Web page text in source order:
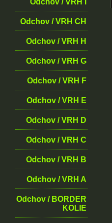
Odchov / VRH I
Odchov / VRH CH
Odchov / VRH H
Odchov / VRH G
Odchov / VRH F
Odchov / VRH E
Odchov / VRH D
Odchov / VRH C
Odchov / VRH B
Odchov / VRH A
Odchov / BORDER
KOLIE